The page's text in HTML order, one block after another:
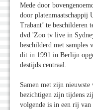
Mede door
door platenmaatschappij
Trabant’ te beschilderen
dvd 'Zoo tv live in
beschilderd met samples
dit in 1991 in Berlijn
destijds centraal.
Samen met zijn nieuwste
bezichtigen zijn tijdens
volgende is in een rij van